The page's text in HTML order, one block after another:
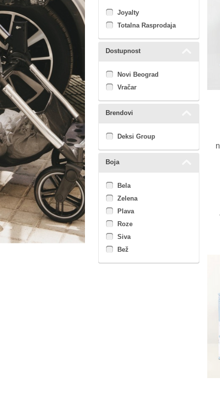
Joyalty
Totalna Rasprodaja
Dostupnost
Novi Beograd
Vračar
Brendovi
Deksi Group
Boja
Bela
Zelena
Plava
Roze
Siva
Bež